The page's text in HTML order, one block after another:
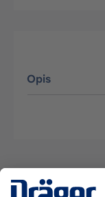
Opis